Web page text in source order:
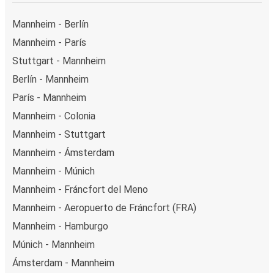
Mannheim - Berlín
Mannheim - París
Stuttgart - Mannheim
Berlín - Mannheim
París - Mannheim
Mannheim - Colonia
Mannheim - Stuttgart
Mannheim - Ámsterdam
Mannheim - Múnich
Mannheim - Fráncfort del Meno
Mannheim - Aeropuerto de Fráncfort (FRA)
Mannheim - Hamburgo
Múnich - Mannheim
Ámsterdam - Mannheim